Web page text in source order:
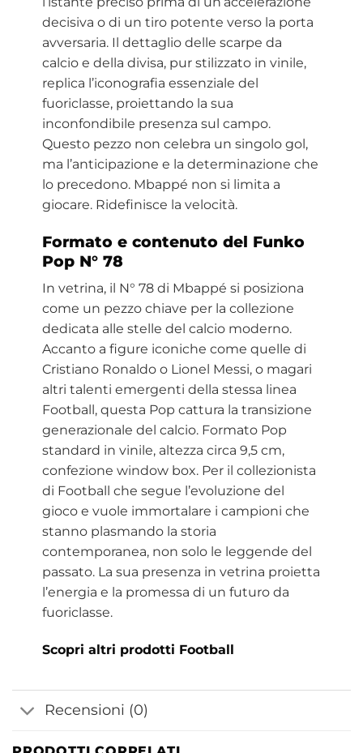
decisiva o di un tiro potente verso la porta
avversaria. Il dettaglio delle scarpe da
calcio e della divisa, pur stilizzato in vinile,
replica l’iconografia essenziale del
fuoriclasse, proiettando la sua
inconfondibile presenza sul campo.
Questo pezzo non celebra un singolo gol,
ma l’anticipazione e la determinazione che
lo precedono. Mbappé non si limita a
giocare. Ridefinisce la velocità.
Formato e contenuto del Funko
Pop N° 78
In vetrina, il N° 78 di Mbappé si posiziona
come un pezzo chiave per la collezione
dedicata alle stelle del calcio moderno.
Accanto a figure iconiche come quelle di
Cristiano Ronaldo o Lionel Messi, o magari
altri talenti emergenti della stessa linea
Football, questa Pop cattura la transizione
generazionale del calcio. Formato Pop
standard in vinile, altezza circa 9,5 cm,
confezione window box. Per il collezionista
di Football che segue l’evoluzione del
gioco e vuole immortalare i campioni che
stanno plasmando la storia
contemporanea, non solo le leggende del
passato. La sua presenza in vetrina proietta
l’energia e la promessa di un futuro da
fuoriclasse.
Scopri altri prodotti Football
Recensioni (0)